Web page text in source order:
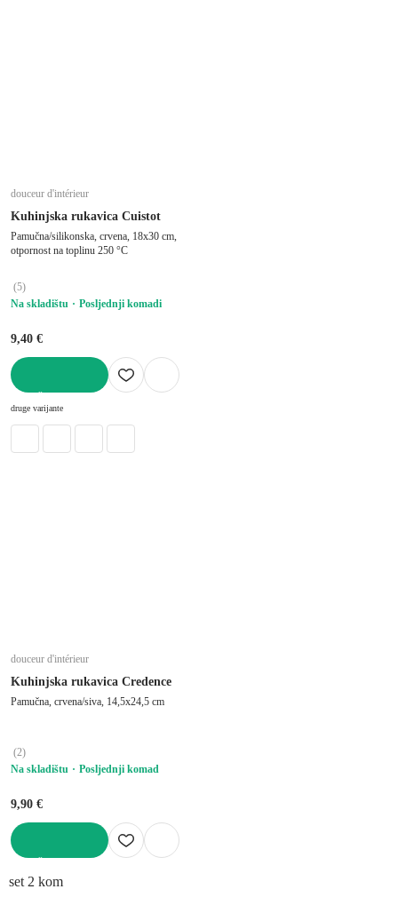
douceur d'intérieur
Kuhinjska rukavica Cuistot
Pamučna/silikonska, crvena, 18x30 cm,
otpornost na toplinu 250 °C
(5)
Na skladištu
Posljednji komadi
9,40 €
druge varijante
douceur d'intérieur
Kuhinjska rukavica Credence
Pamučna, crvena/siva, 14,5x24,5 cm
(2)
Na skladištu
Posljednji komad
9,90 €
set 2 kom